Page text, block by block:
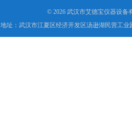
© 2026 武汉市艾德宝仪器设备
地址：武汉市江夏区经济开发区汤逊湖民营工业